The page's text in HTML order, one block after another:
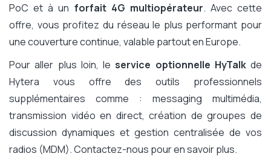
PoC et à un forfait 4G multiopérateur. Avec cette
offre, vous profitez du réseau le plus performant pour
une couverture continue, valable partout en Europe.
Pour aller plus loin, leservice optionnelle HyTalkde
Hytera vous offre des outils professionnels
supplémentaires comme : messaging multimédia,
transmission vidéo en direct, création de groupes de
discussion dynamiques et gestion centralisée de vos
radios (MDM). Contactez-nous pour en savoir plus.